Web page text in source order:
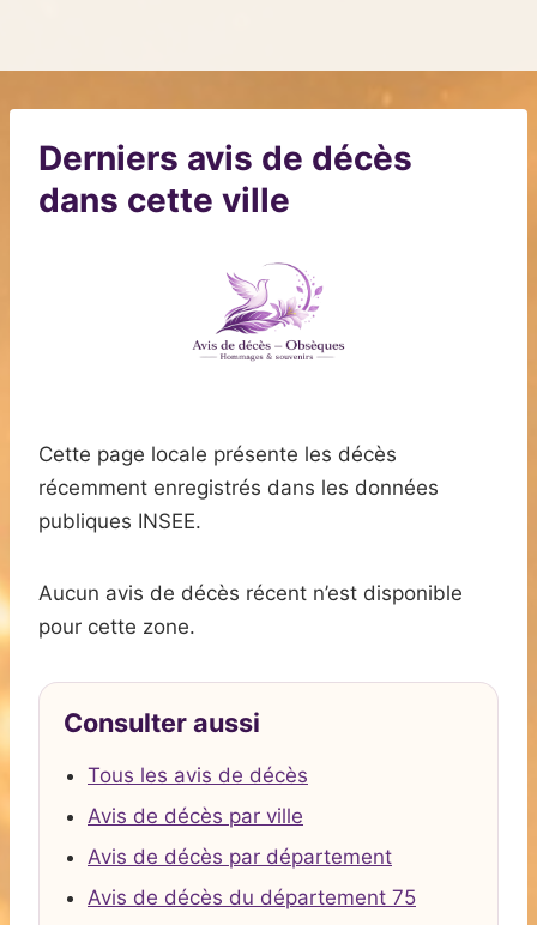
Derniers avis de décès
dans cette ville
Cette page locale présente les décès
récemment enregistrés dans les données
publiques INSEE.
Aucun avis de décès récent n’est disponible
pour cette zone.
Consulter aussi
Tous les avis de décès
Avis de décès par ville
Avis de décès par département
Avis de décès du département 75